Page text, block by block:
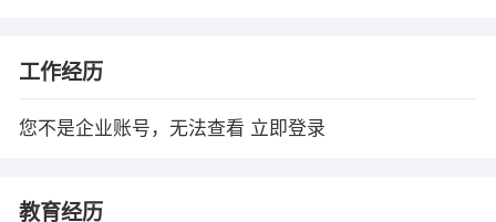
工作经历
您不是企业账号，无法查看 立即登录
教育经历